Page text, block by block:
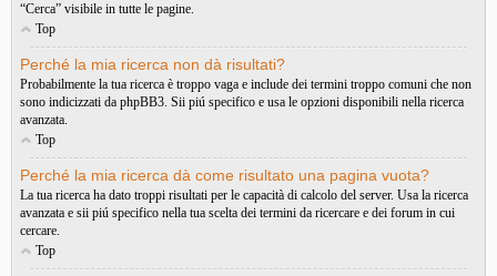
“Cerca” visibile in tutte le pagine.
Top
Perché la mia ricerca non dà risultati?
Probabilmente la tua ricerca è troppo vaga e include dei termini troppo comuni che non
sono indicizzati da phpBB3. Sii piú specifico e usa le opzioni disponibili nella ricerca
avanzata.
Top
Perché la mia ricerca dà come risultato una pagina vuota?
La tua ricerca ha dato troppi risultati per le capacità di calcolo del server. Usa la ricerca
avanzata e sii piú specifico nella tua scelta dei termini da ricercare e dei forum in cui
cercare.
Top